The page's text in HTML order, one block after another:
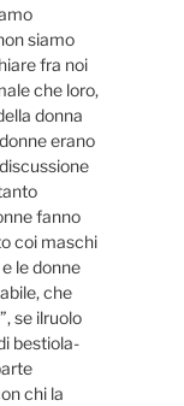
siamo
fra noi
che loro,
donna
erano
fanno
coi maschi
le donne
che
se ilruolo
bestiola-
chi la